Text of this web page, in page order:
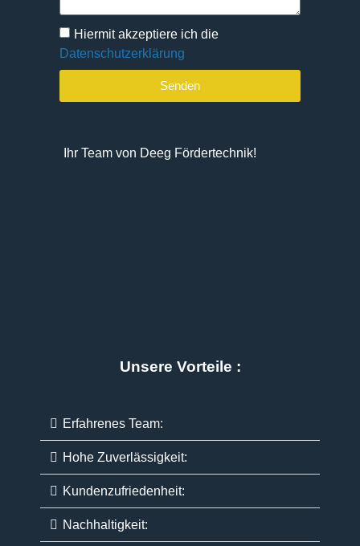
Hiermit akzeptiere ich die
Datenschutzerklärung
Senden
Ihr Team von Deeg Fördertechnik!
Unsere Vorteile :
Erfahrenes Team:
Hohe Zuverlässigkeit:
Kundenzufriedenheit:
Nachhaltigkeit: